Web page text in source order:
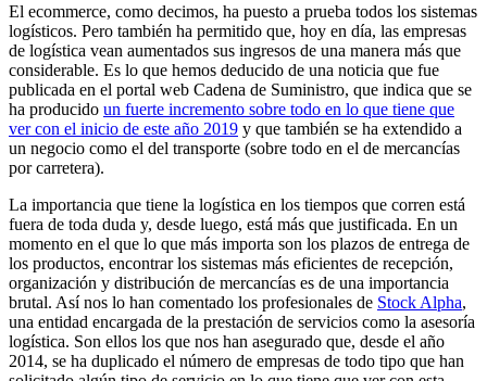
El ecommerce, como decimos, ha puesto a prueba todos los sistemas
logísticos. Pero también ha permitido que, hoy en día, las empresas
de logística vean aumentados sus ingresos de una manera más que
considerable. Es lo que hemos deducido de una noticia que fue
publicada en el portal web Cadena de Suministro, que indica que se
ha producido un fuerte incremento sobre todo en lo que tiene que
ver con el inicio de este año 2019 y que también se ha extendido a
un negocio como el del transporte (sobre todo en el de mercancías
por carretera).
La importancia que tiene la logística en los tiempos que corren está
fuera de toda duda y, desde luego, está más que justificada. En un
momento en el que lo que más importa son los plazos de entrega de
los productos, encontrar los sistemas más eficientes de recepción,
organización y distribución de mercancías es de una importancia
brutal. Así nos lo han comentado los profesionales de Stock Alpha,
una entidad encargada de la prestación de servicios como la asesoría
logística. Son ellos los que nos han asegurado que, desde el año
2014, se ha duplicado el número de empresas de todo tipo que han